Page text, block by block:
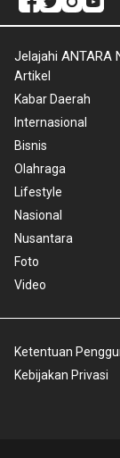
Jelajahi ANTARA
Artikel
Kabar Daerah
Internasional
Bisnis
Olahraga
Lifestyle
Nasional
Nusantara
Foto
Video
Ketentuan
Kebijakan Privasi